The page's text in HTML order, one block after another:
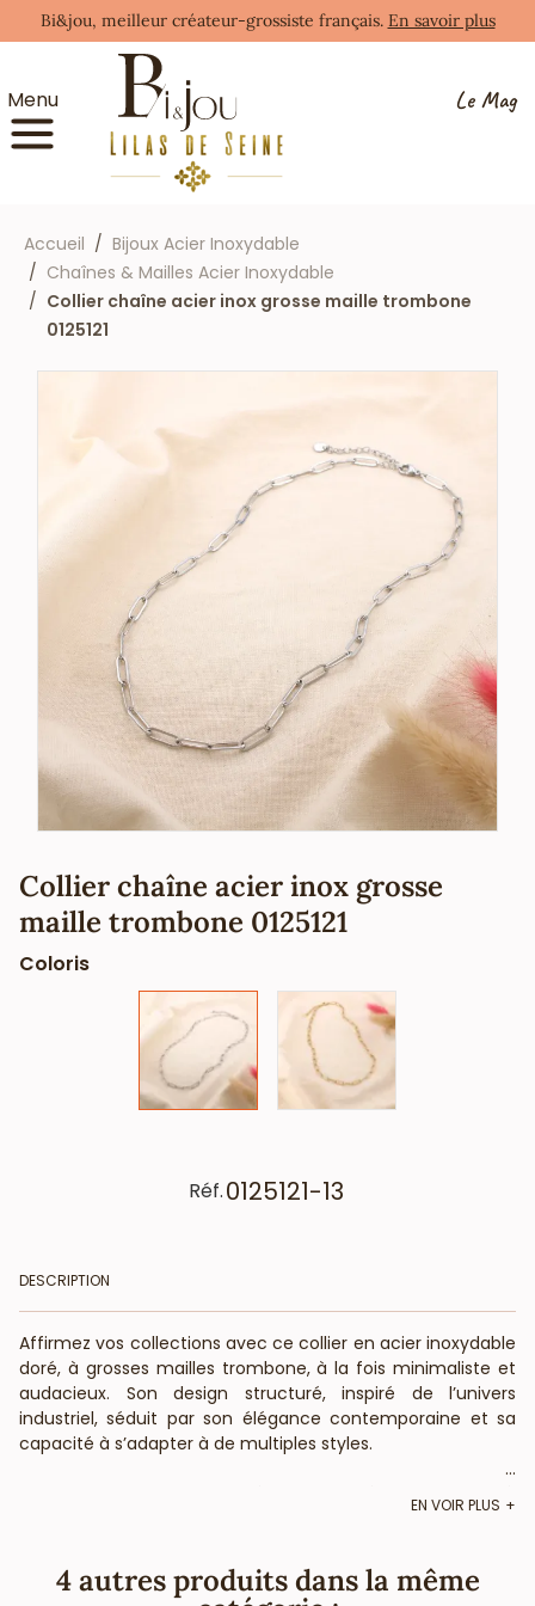
Bi&jou, meilleur créateur-grossiste français. En savoir plus
Menu Le Mag
Accueil
Bijoux Acier Inoxydable
Chaînes & Mailles Acier Inoxydable
Collier chaîne acier inox grosse maille trombone
0125121
Collier chaîne acier inox grosse
maille trombone 0125121
Coloris
Réf.0125121-13
DESCRIPTION
Affirmez vos collections avec ce collier en acier inoxydable
doré, à grosses mailles trombone, à la fois minimaliste et
audacieux. Son design structuré, inspiré de l’univers
industriel, séduit par son élégance contemporaine et sa
capacité à s’adapter à de multiples styles.
une chaînette d’extension de 5 cm, ce modèle s’ajuste
offre une fermeture sécurisée, idéale pour un usage
quotidien.
...
EN VOIR PLUS
4 autres produits dans la même